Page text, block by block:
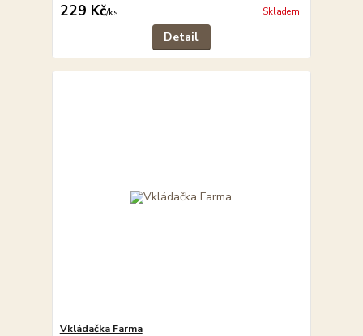
229 Kč/ks Skladem
Detail
Vkládačka Farma